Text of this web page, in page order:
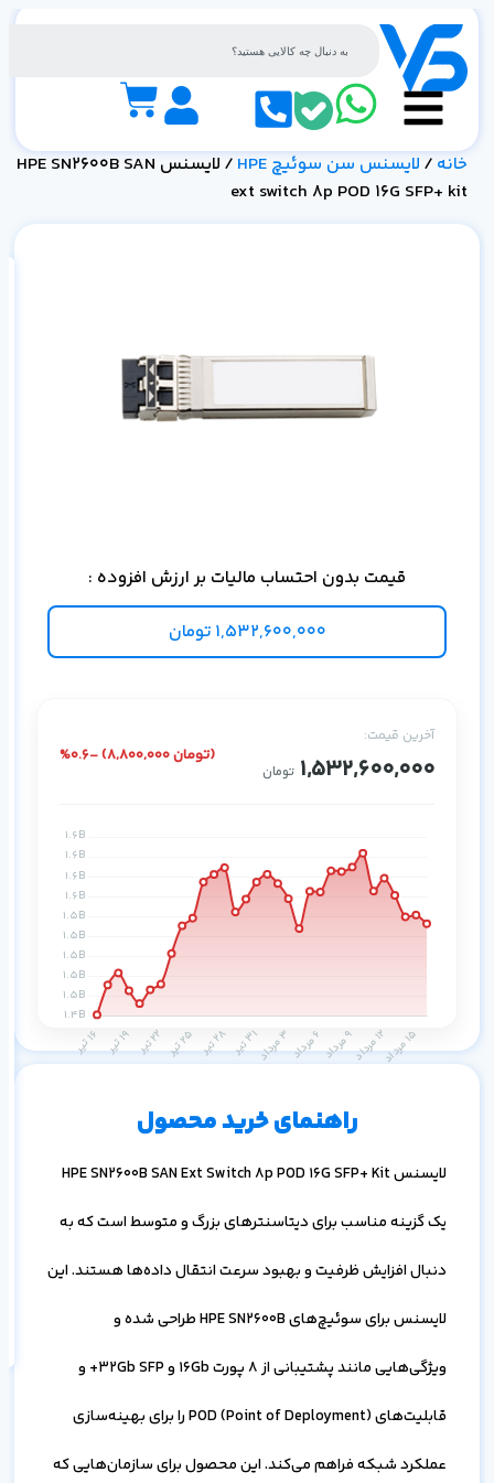
خانه / لایسنس سن سوئیچ HPE
/ لایسنس HPE SN2600B SAN
ext switch 8p POD 16G SFP+ kit
قیمت بدون احتساب مالیات بر ارزش افزوده :
1,532,600,000 تومان
آخرین قیمت:
1,532,600,000 تومان
%0.6- (8,800,000 تومان)
راهنمای خرید محصول
لایسنس HPE SN2600B SAN Ext Switch 8p POD 16G SFP+ Kit
یک گزینه مناسب برای دیتاسنترهای بزرگ و متوسط است که به
دنبال افزایش ظرفیت و بهبود سرعت انتقال داده‌ها هستند. این
لایسنس برای سوئیچ‌های HPE SN2600B طراحی شده و
ویژگی‌هایی مانند پشتیبانی از 8 پورت 16Gb و 32Gb SFP+ و
قابلیت‌های POD (Point of Deployment) را برای بهینه‌سازی
عملکرد شبکه فراهم می‌کند. این محصول برای سازمان‌هایی که